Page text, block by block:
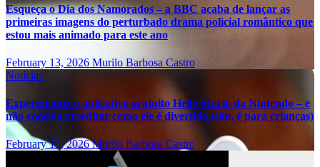
Esqueça o Dia dos Namorados – a BBC acaba de lançar as
primeiras imagens do perturbado drama policial romântico que
estou mais animado para este ano
February 13, 2026 Murilo Barbosa Castro
Notícias
Experimentei o aplicativo gratuito Hello Mario da Nintendo – e
não consigo acreditar como ele é divertido (sim, é para crianças)
February 13, 2026Murilo Barbosa Castro